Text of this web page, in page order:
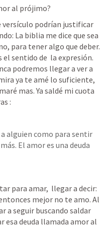
al prójimo?
versículo podrían justificar
La biblia me dice que sea
para tener algo que deber.
el sentido de  la expresión.
podremos llegar a ver a
ya te amé lo suficiente,
mas. Ya saldé mi cuota
:
alguien como para sentir
El amor es una deuda
para amar,  llegar a decir:
mejor no te amo. Al
a seguir buscando saldar
esa deuda llamada amor al